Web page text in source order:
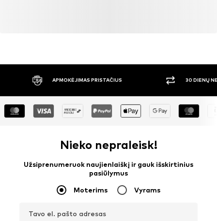
APMOKĖJIMAS PRISTAČIUS 30 DIENŲ
Nieko nepraleisk!
Užsiprenumeruok naujienlaiškį ir gauk išskirtinius
pasiūlymus
Moterims Vyrams
Tavo el. pašto adresas